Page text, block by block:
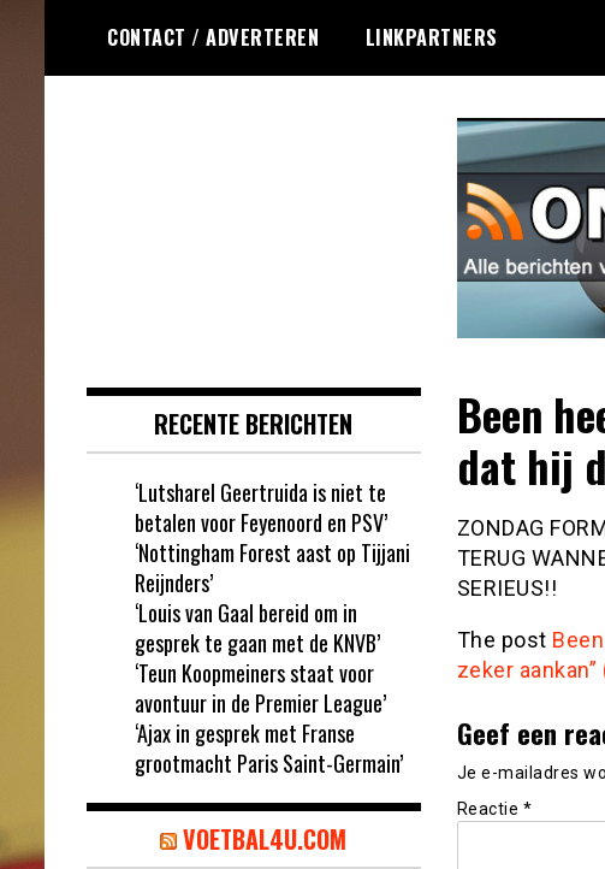
de
CONTACT / ADVERTEREN LINKPARTNERS
Been
dat hij
ZONDAG
TERUG
SERIEUS!!
The post
zeker aankan”
Geef een
Je e-mailadres
Reactie *
RECENTE BERICHTEN
‘Lutsharel Geertruida is niet te
betalen voor Feyenoord en PSV’
‘Nottingham Forest aast op Tijjani
Reijnders’
‘Louis van Gaal bereid om in
gesprek te gaan met de KNVB’
‘Teun Koopmeiners staat voor
avontuur in de Premier League’
‘Ajax in gesprek met Franse
grootmacht Paris Saint-Germain’
VOETBAL4U.COM